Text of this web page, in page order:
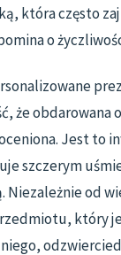
która często
o
że obdarowana
Jest to
szczerym
Niezależnie od
który